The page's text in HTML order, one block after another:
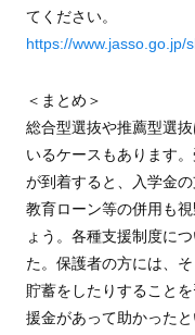
てください。
https://www.jasso.go.jp/
＜まとめ＞
総合型選抜や推薦型選
いるケースもあります
が到着すると、入学金の
教育ローン等の併用も
ょう。各種支援制度に
た。保護者の方には、
貯蓄をしたりすること
援金があって助かった